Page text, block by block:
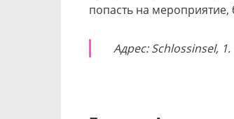
попасть на
Адрес: Schlossinsel, 1.